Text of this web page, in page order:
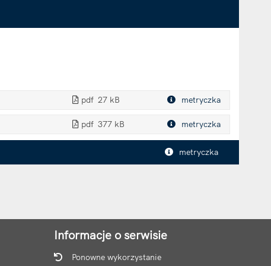
pdf 27 kB metryczka
pdf 377 kB metryczka
metryczka
Informacje o serwisie
Ponowne wykorzystanie